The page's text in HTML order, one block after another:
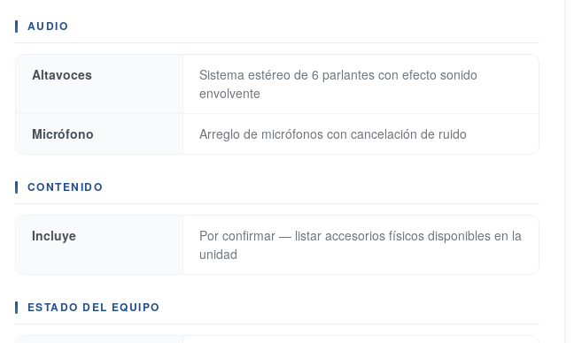
AUDIO
Altavoces
Sistema estéreo de 6 parlantes con efecto sonido
envolvente
Micrófono Arreglo de micrófonos con cancelación de ruido
CONTENIDO
Incluye
Por confirmar — listar accesorios físicos disponibles en la
unidad
ESTADO DEL EQUIPO